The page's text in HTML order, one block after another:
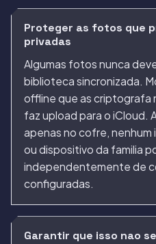
Proteger as fotos que
privadas
Algumas fotos nunca
biblioteca sincronizada.
offline que as criptografa
faz upload para o iCloud.
apenas no cofre, nenhum
ou dispositivo da familia
independentemente de
configuradas.
Garantir que isso nao